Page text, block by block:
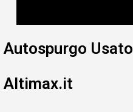
Autospurgo Usato
Altimax.it